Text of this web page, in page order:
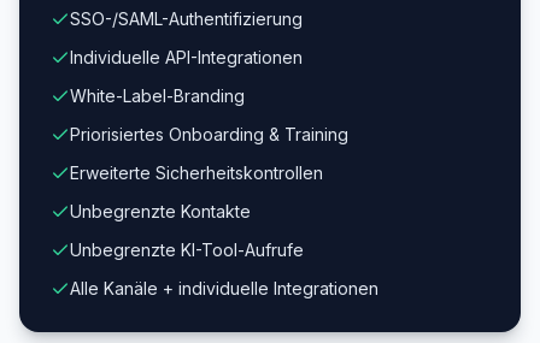
SSO-/SAML-Authentifizierung
Individuelle API-Integrationen
White-Label-Branding
Priorisiertes Onboarding & Training
Erweiterte Sicherheitskontrollen
Unbegrenzte Kontakte
Unbegrenzte KI-Tool-Aufrufe
Alle Kanäle + individuelle Integrationen